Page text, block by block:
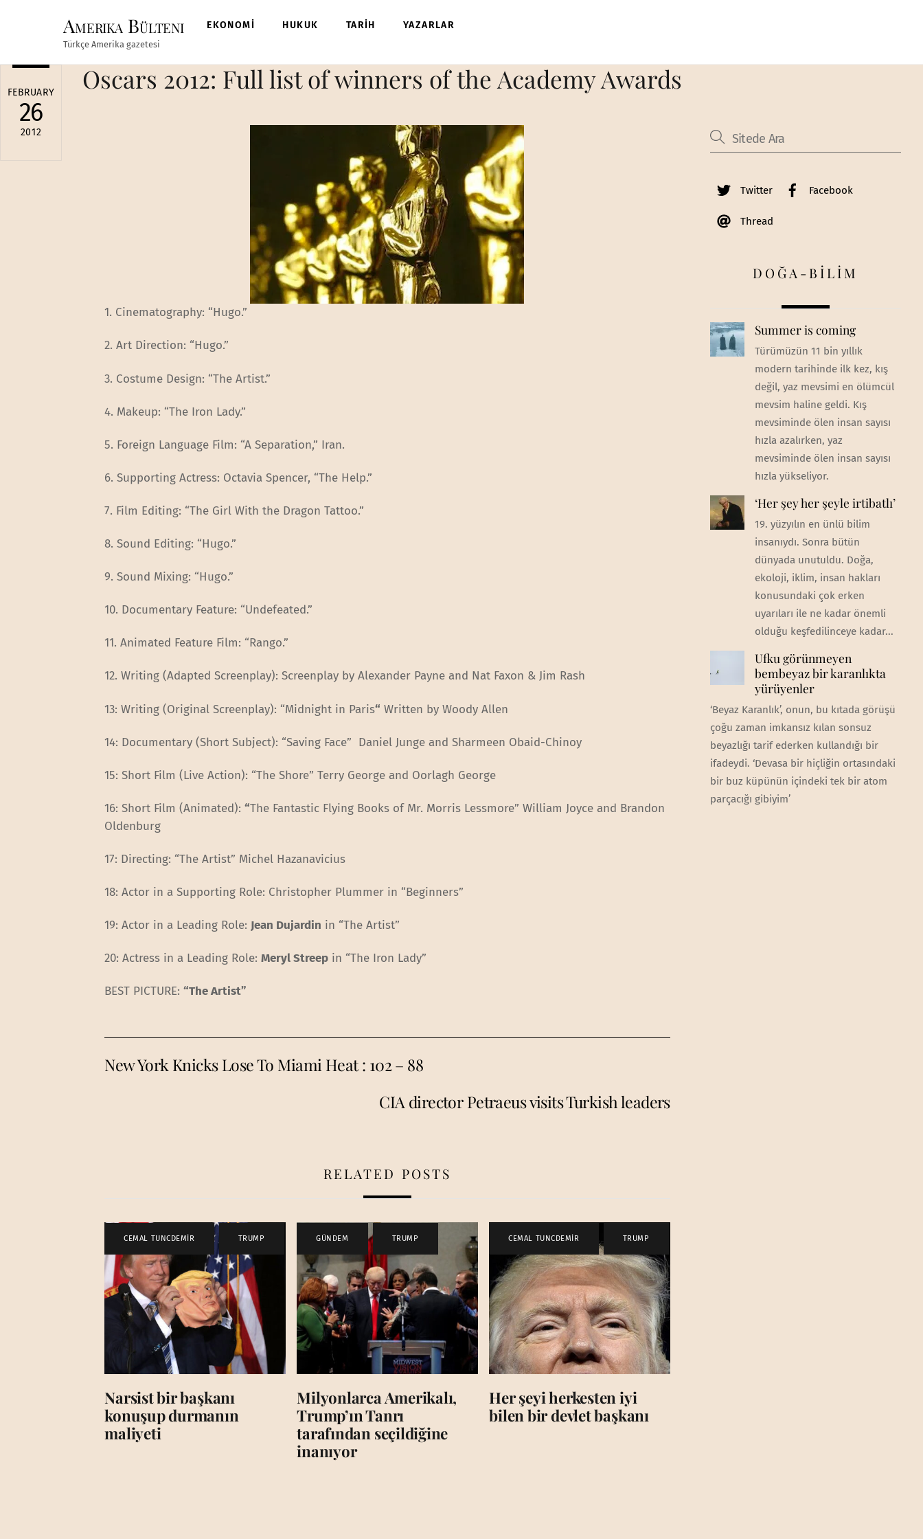
Amerika Bülteni
Türkçe Amerika gazetesi
EKONOMİ HUKUK TARİH YAZARLAR
FEBRUARY
26
2012
Oscars 2012: Full list of winners of the Academy Awards
1. Cinematography: “Hugo.”
2. Art Direction: “Hugo.”
3. Costume Design: “The Artist.”
4. Makeup: “The Iron Lady.”
5. Foreign Language Film: “A Separation,” Iran.
6. Supporting Actress: Octavia Spencer, “The Help.”
7. Film Editing: “The Girl With the Dragon Tattoo.”
8. Sound Editing: “Hugo.”
9. Sound Mixing: “Hugo.”
10. Documentary Feature: “Undefeated.”
11. Animated Feature Film: “Rango.”
12. Writing (Adapted Screenplay): Screenplay by Alexander Payne and Nat Faxon & Jim Rash
13: Writing (Original Screenplay): “Midnight in Paris“ Written by Woody Allen
14: Documentary (Short Subject): “Saving Face” Daniel Junge and Sharmeen Obaid-Chinoy
15: Short Film (Live Action): “The Shore” Terry George and Oorlagh George
16: Short Film (Animated):“The Fantastic Flying Books of Mr. Morris Lessmore” William Joyce and Brandon
Oldenburg
17: Directing: “The Artist” Michel Hazanavicius
18: Actor in a Supporting Role: Christopher Plummer in “Beginners”
19: Actor in a Leading Role: Jean Dujardin in “The Artist”
20: Actress in a Leading Role:Meryl Streep in “The Iron Lady”
BEST PICTURE:“The Artist”
New York Knicks Lose To Miami Heat : 102 – 88
CIA director Petraeus visits Turkish leaders
RELATED POSTS
CEMAL TUNCDEMİR , TRUMP
Narsist bir başkanı
konuşup durmanın
maliyeti
GÜNDEM , TRUMP
Milyonlarca Amerikalı,
Trump’ın Tanrı
tarafından seçildiğine
inanıyor
CEMAL TUNCDEMİR TRUMP
Her şeyi herkesten iyi
bilen bir devlet başkanı
Twitter Facebook
Thread
DOĞA-BİLİM
Summer is coming
Türümüzün 11 bin yıllık
modern tarihinde ilk kez, kış
değil, yaz mevsimi en ölümcül
mevsim haline geldi. Kış
mevsiminde ölen insan sayısı
hızla azalırken, yaz
mevsiminde ölen insan sayısı
hızla yükseliyor.
‘Her şey her şeyle irtibatlı’
19. yüzyılın en ünlü bilim
insanıydı. Sonra bütün
dünyada unutuldu. Doğa,
ekoloji, iklim, insan hakları
konusundaki çok erken
uyarıları ile ne kadar önemli
olduğu keşfedilinceye kadar...
Ufku görünmeyen
bembeyaz bir karanlıkta
yürüyenler
‘Beyaz Karanlık’, onun, bu kıtada görüşü
çoğu zaman imkansız kılan sonsuz
beyazlığı tarif ederken kullandığı bir
ifadeydi. ‘Devasa bir hiçliğin ortasındaki
bir buz küpünün içindeki tek bir atom
parçacığı gibiyim’